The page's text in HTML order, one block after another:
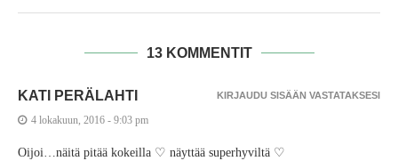
13 KOMMENTIT
KATI PERÄLAHTI
4 lokakuun, 2016 - 9:03 pm
Oijoi…näitä pitää kokeilla ♡ näyttää superhyviltä ♡
KIRJAUDU SISÄÄN VASTATAKSESI